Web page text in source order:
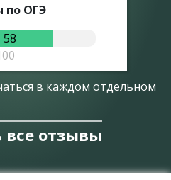
по ОГЭ
58
в каждом отдельном
все отзывы